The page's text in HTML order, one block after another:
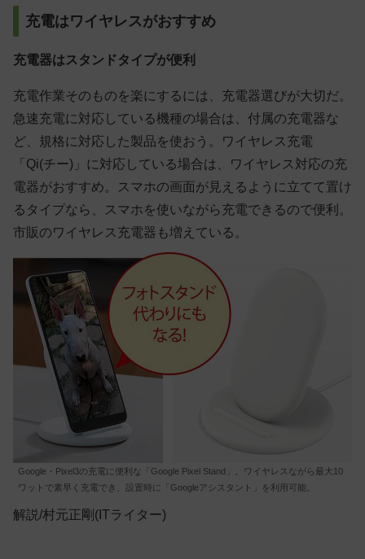
充電はワイヤレスがおすすめ
充電器はスタンドタイプが便利
充電作業そのものを楽にするには、充電器選びが大切だ。
急速充電に対応している機種の場合は、付属の充電器な
ど、規格に対応した製品を使おう。ワイヤレス充電
「Qi(チー)」に対応している場合は、ワイヤレス対応の充
電器がおすすめ。スマホの画面が見えるように立てて置け
るタイプなら、スマホを使いながら充電できるので便利。
市販のワイヤレス充電器も増えている。
Google・Pixel3の充電に便利な「Google Pixel Stand」。ワイヤレスながら最大10
ワットで素早く充電でき、設置時に「Googleアシスタント」を利用可能。
解説/村元正剛(ITライター)